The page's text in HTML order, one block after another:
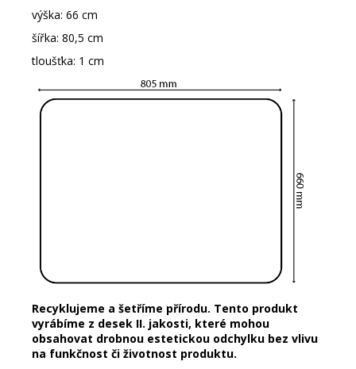
výška: 66 cm
šířka: 80,5 cm
tloušťka: 1 cm
Recyklujeme a šetříme přírodu. Tento produkt
vyrábíme z desek II. jakosti, které mohou
obsahovat drobnou estetickou odchylku bez vlivu
na funkčnost či životnost produktu.